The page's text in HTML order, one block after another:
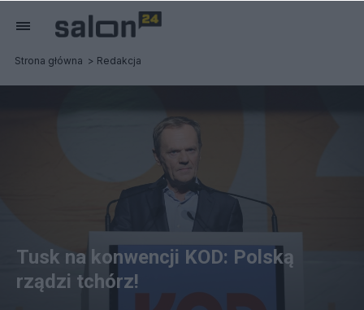
Strona główna Redakcja
Tusk na konwencji KOD: Polską
rządzi tchórz!